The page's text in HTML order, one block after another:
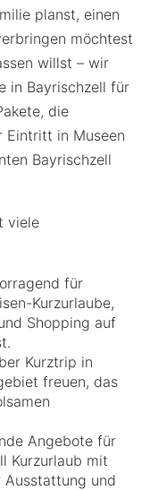
planst, einen
möchtest
willst – wir
in Bayrischzell für
die
Eintritt in Museen
Bayrischzell
viele
für
Kurzurlaube,
Shopping auf
Kurztrip in
freuen, das
Angebote für
Kurzurlaub mit
Ausstattung und